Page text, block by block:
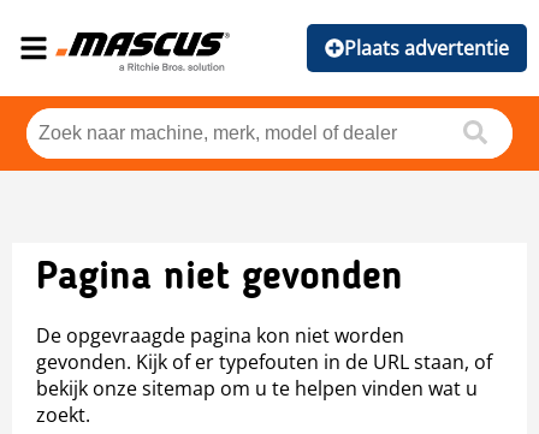
Plaats advertentie
Pagina niet gevonden
De opgevraagde pagina kon niet worden
gevonden. Kijk of er typefouten in de URL staan, of
bekijk onze sitemap om u te helpen vinden wat u
zoekt.